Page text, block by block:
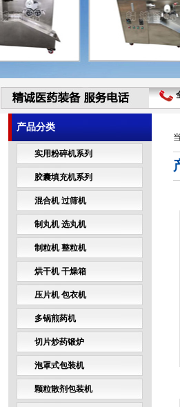
产品分类
实用粉碎机系列
胶囊填充机系列
混合机 过筛机
制丸机 选丸机
制粒机 整粒机
烘干机 干燥箱
压片机 包衣机
多锅煎药机
切片炒药锻炉
泡罩式包装机
颗粒散剂包装机